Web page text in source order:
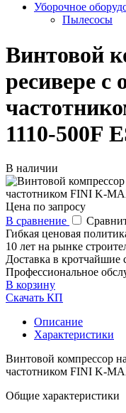
Уборочное
Пылесосы
Винтовой
ресивере с
1110-500F
В наличии
Цена по запросу
В сравнение
Гибкая ценовая
10 лет на рынке
Доставка в кротчайшие
Профессиональное
В корзину
Скачать КП
Описание
Характеристики
Винтовой компрессор
частотником FINI K-
Общие характеристики